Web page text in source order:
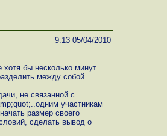
9:13 05/04/2010
бы несколько минут
между собой
не связанной с
участникам
размер своего
сделать вывод о